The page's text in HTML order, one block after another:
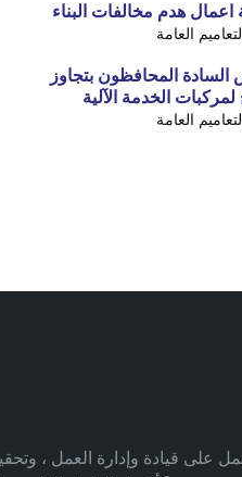
هدم مخالفات البناء
التعاميم العامة
المحافظون بتجاوز
الخدمة الآلية
التعاميم العامة
على قيادة وإدارة العمل ،